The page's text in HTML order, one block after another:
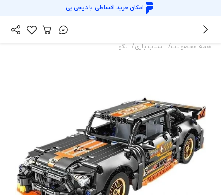
امکان خرید اقساطی بادیجی پی
همه محصولات/ اسباب بازی/ لگو